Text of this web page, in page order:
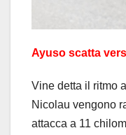
Ayuso scatta
Vine detta il ritmo
Nicolau vengono
attacca a 11